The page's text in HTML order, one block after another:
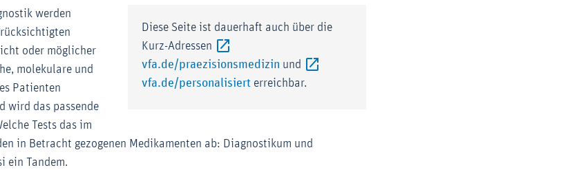
Diese Seite ist dauerhaft auch über die
Kurz-Adressen
vfa.de/praezisionsmedizin Externer-Link (Öffnet im neuen Fenster)
und
vfa.de/personalisiert Externer-Link (Öffnet im neuen Fenster)
erreichbar.
werden
oder möglicher
molekulare und
Patienten
wird das passende
Tests das im
in Betracht gezogenen Medikamenten ab: Diagnostikum und
ein Tandem.